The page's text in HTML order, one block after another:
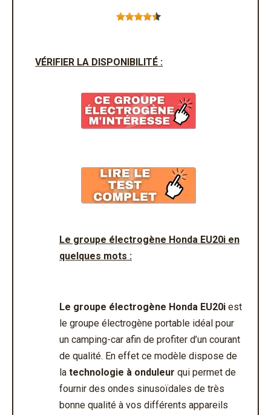
VÉRIFIER LA DISPONIBILITÉ :
Le groupe électrogène Honda EU20i en
quelques mots :
Le groupe électrogène Honda EU20i est
le groupe électrogène portable idéal pour
un camping-car afin de profiter d’un courant
de qualité. En effet ce modèle dispose de
la technologie à onduleur qui permet de
fournir des ondes sinusoïdales de très
bonne qualité à vos différents appareils